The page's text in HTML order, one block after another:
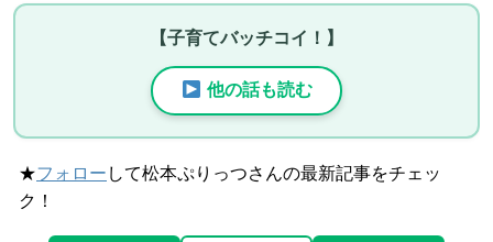
【子育てバッチコイ！】
他の話も読む
★フォロー して松本ぷりっつさんの最新記事をチェッ
ク！